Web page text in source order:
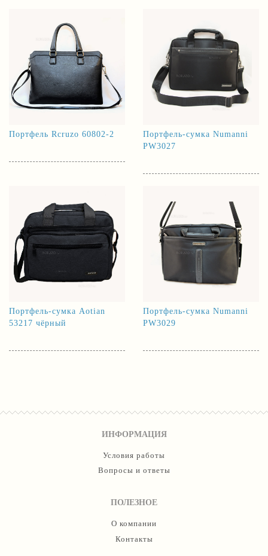
Портфель Rcruzo 60802-2
Портфель-сумка Numanni
PW3027
Портфель-сумка Aotian
53217 чёрный
Портфель-сумка Numanni
PW3029
ИНФОРМАЦИЯ
Условия работы
Вопросы и ответы
ПОЛЕЗНОЕ
О компании
Контакты